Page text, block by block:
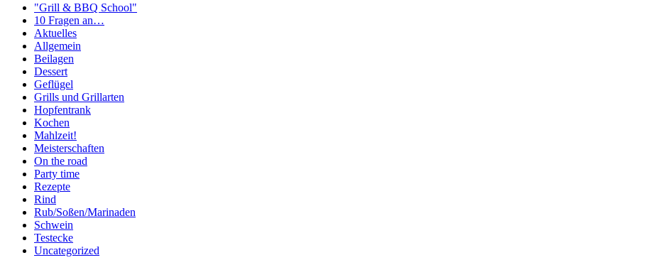
"Grill & BBQ School"
10 Fragen an…
Aktuelles
Allgemein
Beilagen
Dessert
Geflügel
Grills und Grillarten
Hopfentrank
Kochen
Mahlzeit!
Meisterschaften
On the road
Party time
Rezepte
Rind
Rub/Soßen/Marinaden
Schwein
Testecke
Uncategorized